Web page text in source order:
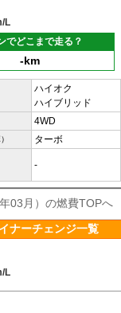
L
でどこまで走る？
-km
ハイオク
ハイブリッド
4WD
ターボ
-
03月）の燃費TOPへ
ナーチェンジ一覧
L